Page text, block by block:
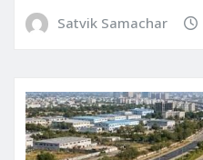
Satvik Samachar